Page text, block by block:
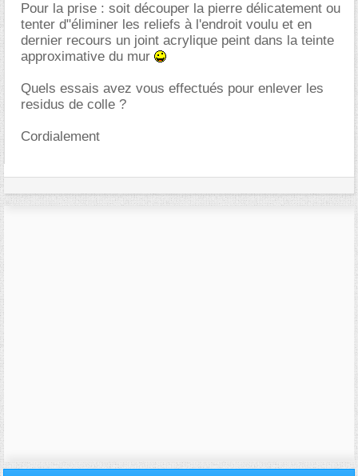
Pour la prise : soit découper la pierre délicatement ou
tenter d"éliminer les reliefs à l'endroit voulu et en
dernier recours un joint acrylique peint dans la teinte
approximative du mur
Quels essais avez vous effectués pour enlever les
residus de colle ?
Cordialement